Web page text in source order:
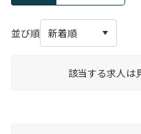
並び順
該当する求人は